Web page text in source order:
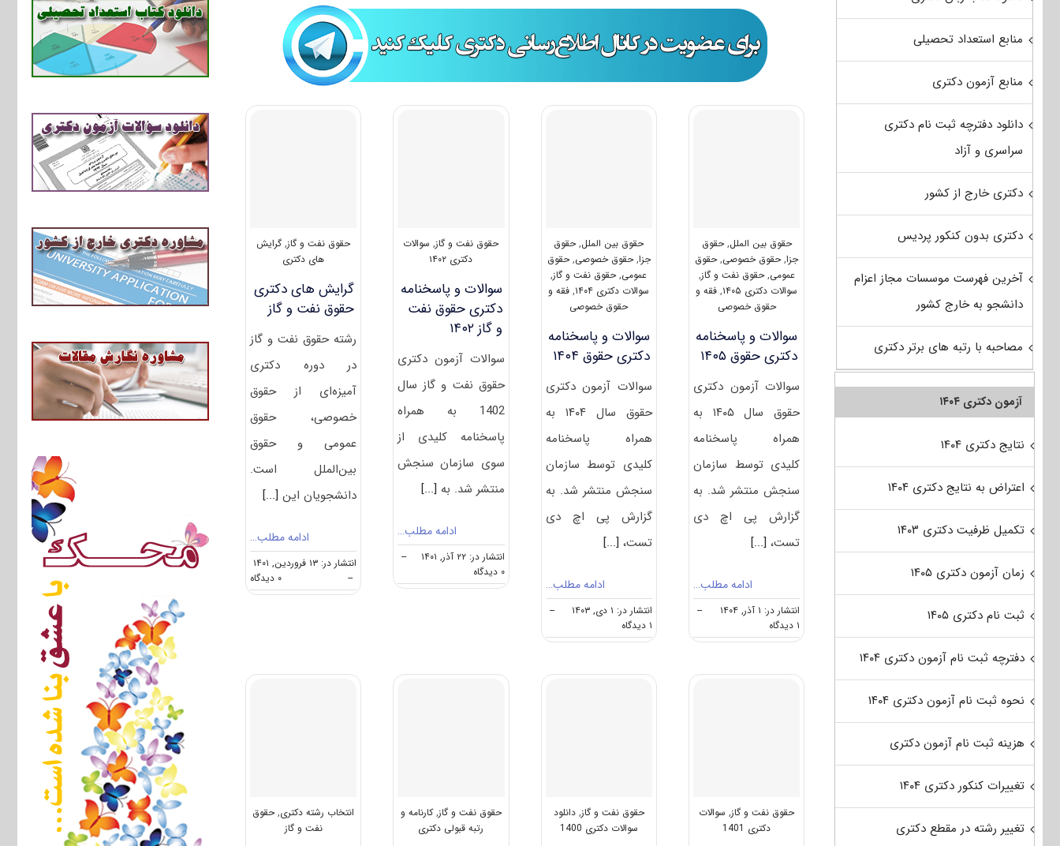
حقوق بین الملل,حقوق
جزا,حقوق خصوصی,حقوق
عمومی,حقوق نفت و گاز,
سوالات دکتری ۱۴۰۵
, فقه و
حقوق خصوصی
سوالات و پاسخنامه
دکتری حقوق ۱۴۰۵
سوالات آزمون دکتری
حقوق سال ۱۴۰۵ به
همراه پاسخنامه
کلیدی توسط سازمان
سنجش منتشر شد. به
گزارش پی اچ دی
تست،[...]
ادامه مطلب…
انتشار در: ۱ آذر, ۱۴۰۴
--
۱ دیدگاه
on
سوالات
حقوق بین الملل,حقوق
جزا,حقوق خصوصی,حقوق
عمومی,حقوق نفت و گاز,
سوالات دکتری ۱۴۰۴
, فقه و
حقوق خصوصی
سوالات و پاسخنامه
دکتری حقوق ۱۴۰۴
سوالات آزمون دکتری
حقوق سال ۱۴۰۴ به
همراه پاسخنامه
کلیدی توسط سازمان
سنجش منتشر شد. به
گزارش پی اچ دی
تست، [...]
ادامه مطلب…
انتشار در: ۱ دی, ۱۴۰۳
--
۱ دیدگاه
سوالات
حقوق نفت و گاز, سوالات
دکتری ۱۴۰۲
سوالات و پاسخنامه
دکتری حقوق نفت
و گاز ۱۴۰۲
سوالات آزمون دکتری
حقوق نفت و گاز سال
1402 به همراه
پاسخنامه کلیدی از
سوی سازمان سنجش
منتشر شد. به [...]
ادامه مطلب…
انتشار در: ۲۲ آذر, ۱۴۰۱
--
۰ دیدگاه
سوالات
و
حقوق نفت و گاز, گرایش
های دکتری
گرایش های دکتری
ﺣﻘﻮق ﻧﻔﺖ و ﮔﺎز
رشته حقوق نفت و گاز
در دوره دکتری
آمیزه‌ای از حقوق
خصوصی، حقوق
عمومی و حقوق
بین‌الملل است.
دانشجویان این[...]
ادامه مطلب…
انتشار در: ۱۳ فروردین, ۱۴۰۱
--
۰ دیدگاه
گرایش
ﮔﺎز
حقوق نفت و گاز, سوالات
دکتری 1401
حقوق نفت و گاز,دانلود
سوالات دکتری 1400
حقوق نفت و گاز,کارنامه و
رتبه قبولی دکتری
انتخاب رشته دکتری,حقوق
نفت و گاز
منابع استعداد تحصیلی
منابع آزمون دکتری
دانلود دفترچه ثبت نام دکتری
سراسری و آزاد
دکتری خارج از کشور
دکتری بدون کنکور پردیس
آخرین فهرست موسسات مجاز اعزام
دانشجو به خارج کشور
مصاحبه با رتبه های برتر دکتری
آزمون دکتری ۱۴۰۴
نتایج دکتری ۱۴۰۴
اعتراض به نتایج دکتری ۱۴۰۴
تکمیل ظرفیت دکتری ۱۴۰۳
زمان آزمون دکتری ۱۴۰۵
ثبت نام دکتری ۱۴۰۵
دفترچه ثبت نام آزمون دکتری ۱۴۰۴
نحوه ثبت نام آزمون دکتری ۱۴۰۴
هزینه ثبت نام آزمون دکتری
تغییرات کنکور دکتری ۱۴۰۴
تغییر رشته در مقطع دکتری